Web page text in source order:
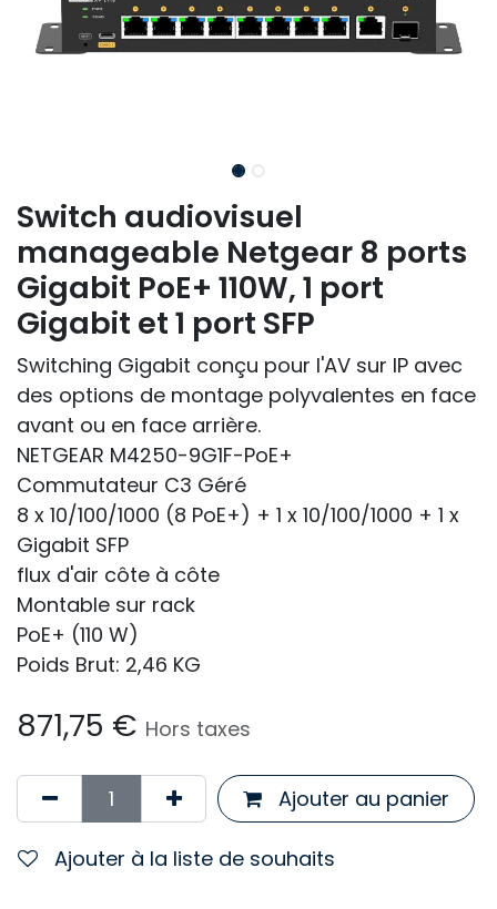
Switch audiovisuel
manageable Netgear 8 ports
Gigabit PoE+ 110W, 1 port
Gigabit et 1 port SFP
Switching Gigabit conçu pour l'AV sur IP avec
des options de montage polyvalentes en face
avant ou en face arrière.
NETGEAR M4250-9G1F-PoE+
Commutateur C3 Géré
8 x 10/100/1000 (8 PoE+) + 1 x 10/100/1000 + 1 x
Gigabit SFP
flux d'air côte à côte
Montable sur rack
PoE+ (110 W)
Poids Brut: 2,46 KG
871,75 € Hors taxes
Ajouter au panier
Ajouter à la liste de souhaits